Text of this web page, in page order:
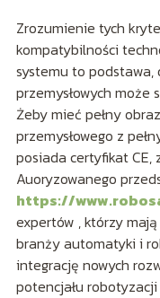
Zrozumienie tych
kompatybilności
systemu to
przemysłowych
Żeby mieć pełny
przemysłowego z
posiada certyfikat
Auoryzowanego
https://
expertów , którzy
branży automatyki i
integrację nowych
potencjału